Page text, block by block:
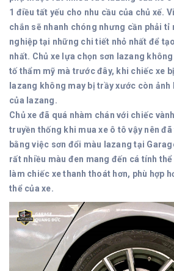
1 điều tất yếu cho nhu cầu của chủ xế.
chắn sẽ nhanh chóng nhưng cần phải tỉ
nghiệp tại những chi tiết nhỏ nhất để
nhất. Chủ xe lựa chọn sơn lazang
tố thẩm mỹ mà trước đây, khi chiếc xe
lazang không may bị trầy xước còn
của lazang.
Chủ xe đã quá nhàm chán với chiếc
truyền thống khi mua xe ô tô vậy nên
bằng việc sơn đổi màu lazang tại
rất nhiều màu đen mang đến cá tính
làm chiếc xe thanh thoát hơn, phù hợp
thể của xe.